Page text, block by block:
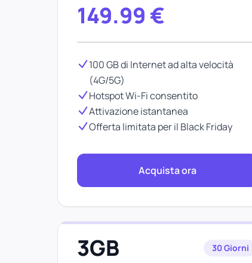
149.99 €
100 GB di Internet ad alta velocità
(4G/5G)
Hotspot Wi-Fi consentito
Attivazione istantanea
Offerta limitata per il Black Friday
Acquista ora
3GB 30 Giorni